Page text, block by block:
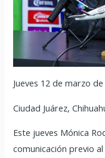
Jueves 12 de marzo de
Ciudad Juárez,
Este jueves Mónica
comunicación previo